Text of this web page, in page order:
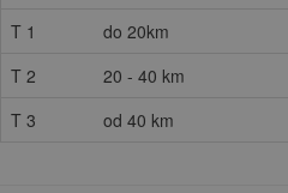
T 1
do 20km
T 2
20 - 40 km
T 3
od 40 km